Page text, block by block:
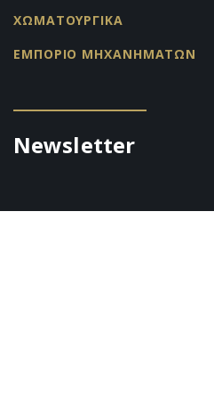
ΧΩΜΑΤΟΥΡΓΙΚΑ
ΕΜΠΟΡΙΟ ΜΗΧΑΝΗΜΑΤΩΝ
Newsletter